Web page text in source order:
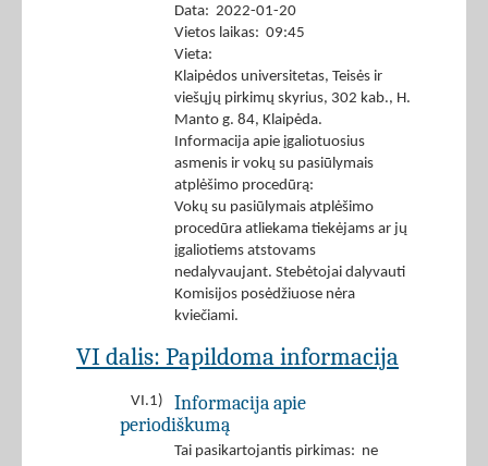
Data: 2022-01-20
Vietos laikas: 09:45
Vieta:
Klaipėdos universitetas, Teisės ir
viešųjų pirkimų skyrius, 302 kab., H.
Manto g. 84, Klaipėda.
Informacija apie įgaliotuosius
asmenis ir vokų su pasiūlymais
atplėšimo procedūrą:
Vokų su pasiūlymais atplėšimo
procedūra atliekama tiekėjams ar jų
įgaliotiems atstovams
nedalyvaujant. Stebėtojai dalyvauti
Komisijos posėdžiuose nėra
kviečiami.
VI dalis: Papildoma informacija
VI.1)
Informacija apie
periodiškumą
Tai pasikartojantis pirkimas: ne